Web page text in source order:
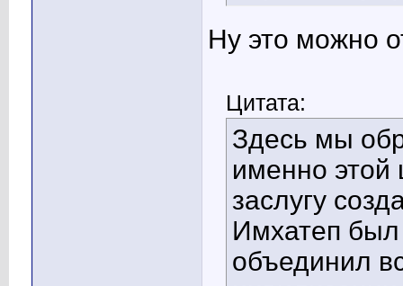
Ну это можно
Цитата:
Здесь мы
именно этой
заслугу
Имхатеп
объединил